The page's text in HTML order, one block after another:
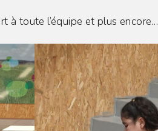
à toute l’équipe et plus encore…